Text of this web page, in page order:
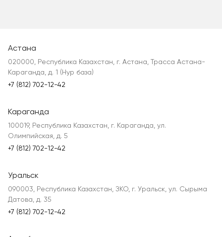
Астана
020000, Республика Казахстан, г. Астана, Трасса Астана-
Караганда, д. 1 (Нур база)
+7 (812) 702-12-42
Караганда
100019, Республика Казахстан, г. Караганда, ул.
Олимпийская, д. 5
+7 (812) 702-12-42
Уральск
090003, Республика Казахстан, ЗКО, г. Уральск, ул. Сырыма
Датова, д. 35
+7 (812) 702-12-42